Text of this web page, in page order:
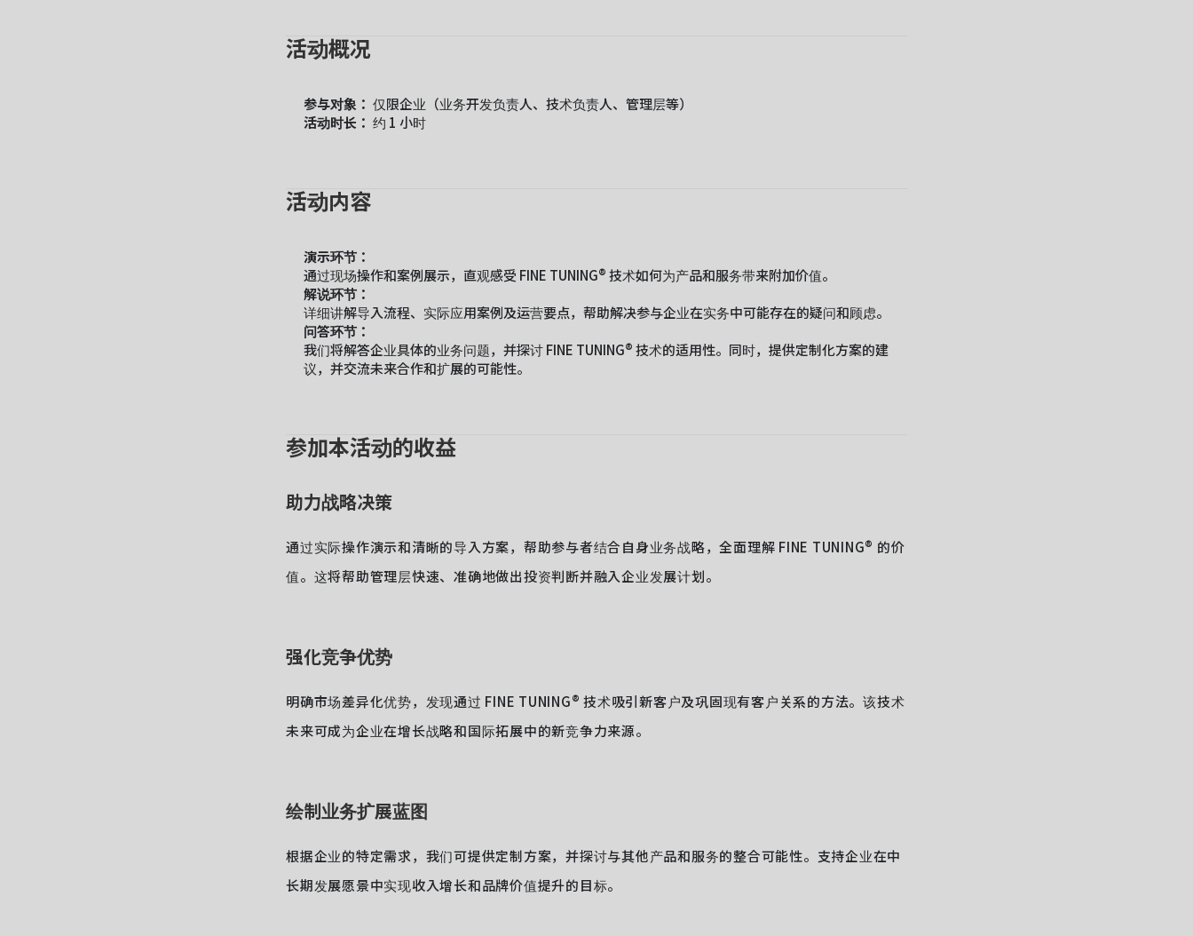
活动概况
参与对象： 仅限企业（业务开发负责人、技术负责人、管理层等）
活动时长： 约 1 小时
活动内容
演示环节：
通过现场操作和案例展示，直观感受 FINE TUNING® 技术如何为产品和服务带来附加价值。
解说环节：
详细讲解导入流程、实际应用案例及运营要点，帮助解决参与企业在实务中可能存在的疑问和顾虑。
问答环节：
我们将解答企业具体的业务问题，并探讨 FINE TUNING® 技术的适用性。同时，提供定制化方案的建
议，并交流未来合作和扩展的可能性。
参加本活动的收益
助力战略决策
通过实际操作演示和清晰的导入方案，帮助参与者结合自身业务战略，全面理解 FINE TUNING® 的价
值。这将帮助管理层快速、准确地做出投资判断并融入企业发展计划。
强化竞争优势
明确市场差异化优势，发现通过 FINE TUNING® 技术吸引新客户及巩固现有客户关系的方法。该技术
未来可成为企业在增长战略和国际拓展中的新竞争力来源。
绘制业务扩展蓝图
根据企业的特定需求，我们可提供定制方案，并探讨与其他产品和服务的整合可能性。支持企业在中
长期发展愿景中实现收入增长和品牌价值提升的目标。